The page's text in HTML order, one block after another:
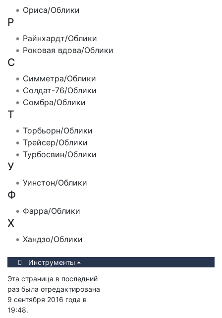
Ориса/Облики
Р
Райнхардт/Облики
Роковая вдова/Облики
С
Симметра/Облики
Солдат-76/Облики
Сомбра/Облики
Т
Торбьорн/Облики
Трейсер/Облики
Турбосвин/Облики
У
Уинстон/Облики
Ф
Фарра/Облики
Х
Хандзо/Облики
Инструменты
Эта страница в последний
раз была отредактирована
9 сентября 2016 года в
19:48.